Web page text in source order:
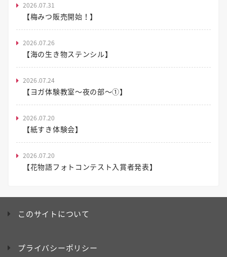
2026.07.31
【梅みつ販売開始！】
2026.07.26
【海の生き物ステンシル】
2026.07.24
【ヨガ体験教室～夜の部～①】
2026.07.20
【紙すき体験会】
2026.07.20
【花物語フォトコンテスト入賞者発表】
このサイトについて
プライバシーポリシー